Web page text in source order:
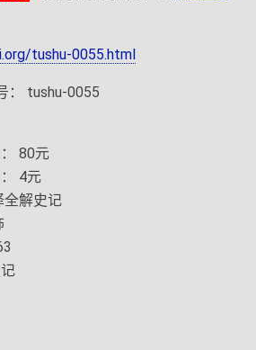
tushu-0055.html
： tushu-0055
80元
4元
全解史记